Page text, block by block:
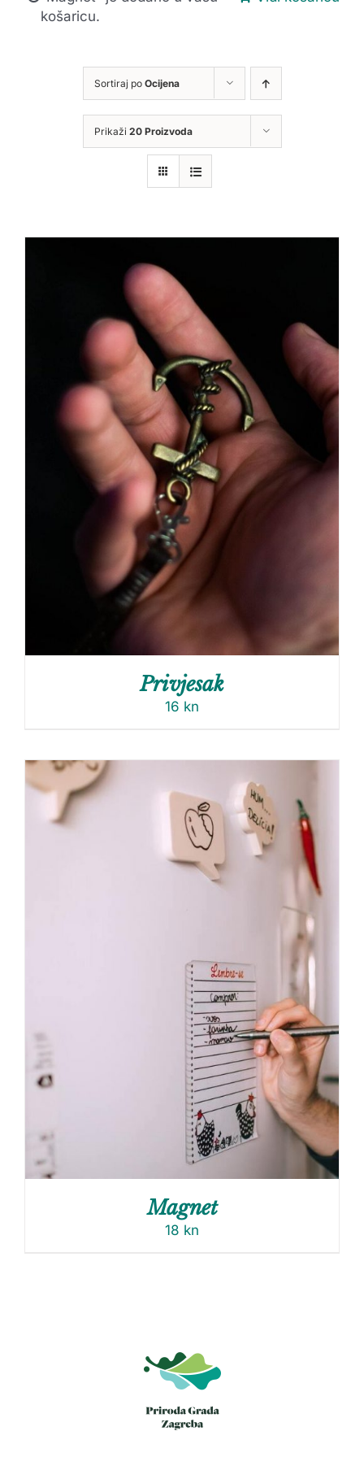
košaricu.
Sortiraj po Ocijena
Prikaži 20 Proizvoda
Privjesak
16 kn
Magnet
18 kn